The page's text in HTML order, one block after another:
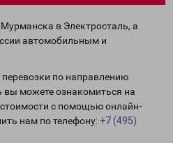
в Электросталь, а
автомобильным и
по направлению
вы можете ознакомиться на
стоимости с помощью онлайн-
нам по телефону: +7 (495)